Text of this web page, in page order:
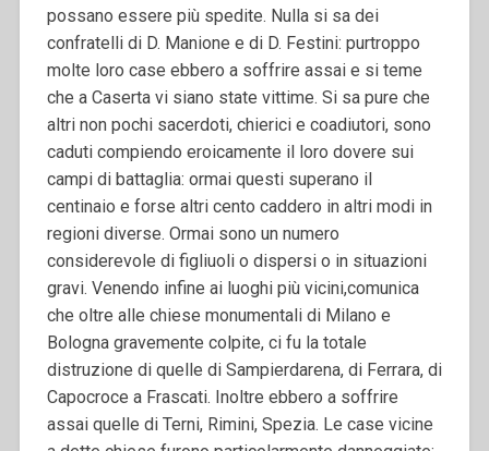
possano essere più spedite. Nulla si sa dei
confratelli di D. Manione e di D. Festini: purtroppo
molte loro case ebbero a soffrire assai e si teme
che a Caserta vi siano state vittime. Si sa pure che
altri non pochi sacerdoti, chierici e coadiutori, sono
caduti compiendo eroicamente il loro dovere sui
campi di battaglia: ormai questi superano il
centinaio e forse altri cento caddero in altri modi in
regioni diverse. Ormai sono un numero
considerevole di figliuoli o dispersi o in situazioni
gravi. Venendo infine ai luoghi più vicini,comunica
che oltre alle chiese monumentali di Milano e
Bologna gravemente colpite, ci fu la totale
distruzione di quelle di Sampierdarena, di Ferrara, di
Capocroce a Frascati. Inoltre ebbero a soffrire
assai quelle di Terni, Rimini, Spezia. Le case vicine